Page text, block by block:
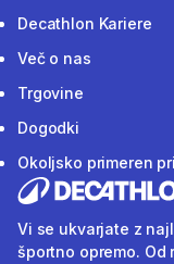
Decathlon Kariere
Več o nas
Trgovine
Dogodki
Okoljsko primeren
Vi se ukvarjate z
športno opremo.